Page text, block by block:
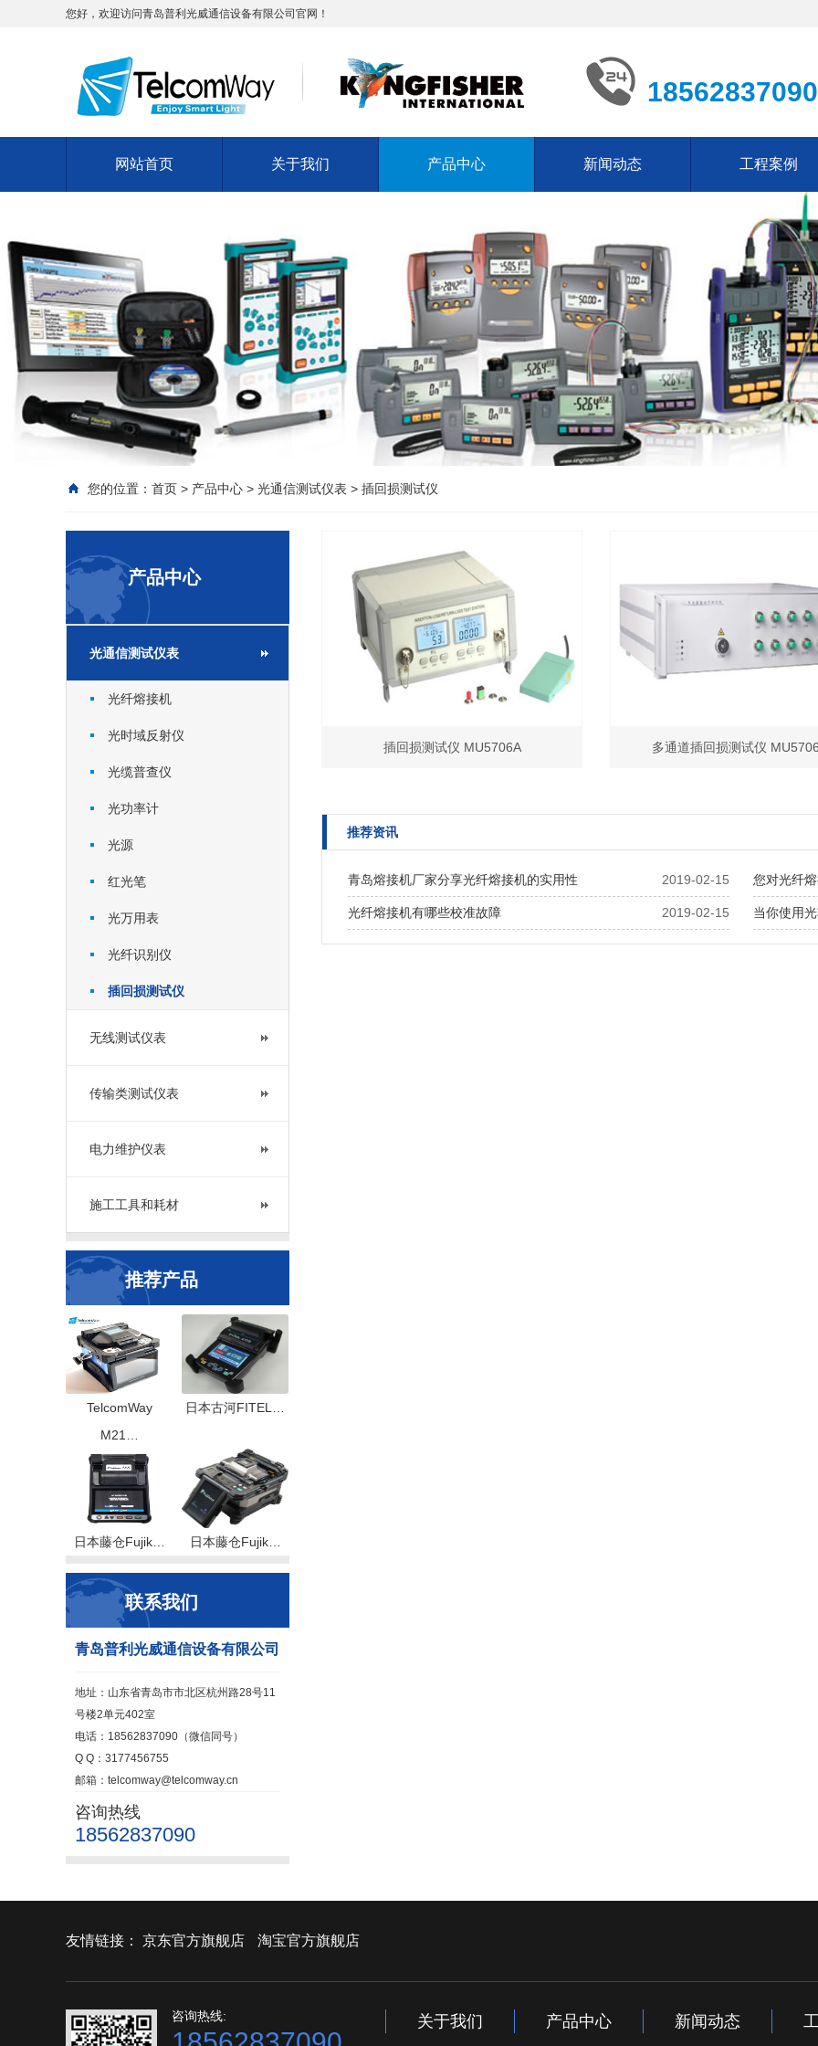
您好，欢迎访问青岛普利光威通信设备有限公司官网！
18562837090
网站首页 关于我们 产品中心 新闻动态 工程案例
您的位置： 首页 > 产品中心 > 光通信测试仪表 > 插回损测试仪
产品中心
光通信测试仪表
光纤熔接机
光时域反射仪
光缆普查仪
光功率计
光源
红光笔
光万用表
光纤识别仪
插回损测试仪
无线测试仪表
传输类测试仪表
电力维护仪表
施工工具和耗材
推荐产品
TelcomWay
M21…
日本古河FITEL…
日本藤仓Fujik… 日本藤仓Fujik…
联系我们
青岛普利光威通信设备有限公司
地址：山东省青岛市市北区杭州路28号11
号楼2单元402室
电话：18562837090（微信同号）
Q Q：3177456755
邮箱：telcomway@telcomway.cn
咨询热线
18562837090
插回损测试仪 MU5706A 多通道插回损测试仪
推荐资讯
2019-02-15
青岛熔接机厂家分享光纤熔接机的实用性 您对光纤
2019-02-15
光纤熔接机有哪些校准故障 当你使用
友情链接： 京东官方旗舰店 淘宝官方旗舰店
咨询热线: 关于我们 产品中心 新闻动态